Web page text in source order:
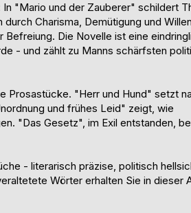
"Mario und der Zauberer" schildert
Charisma, Demütigung und
Die Novelle ist eine
- und zählt zu Manns schärfsten
Prosastücke. "Herr und Hund" setzt
und frühes Leid" zeigt, wie
"Das Gesetz", im Exil entstanden,
- literarisch präzise, politisch
Wörter erhalten Sie in dieser